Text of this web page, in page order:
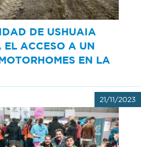
DE USHUAIA
ACCESO A UN
EN LA
21/11/2023